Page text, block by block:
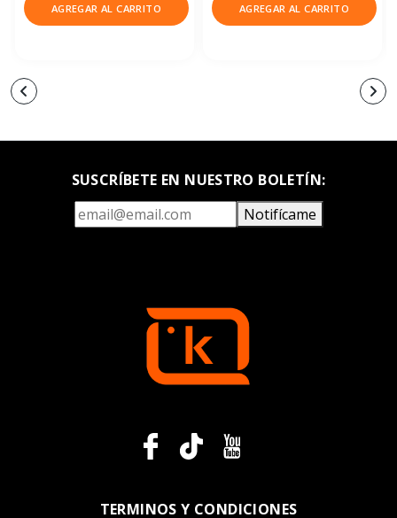
AGREGAR AL CARRITO AGREGAR AL CARRITO
SUSCRÍBETE EN NUESTRO BOLETÍN:
Notifícame
TERMINOS Y CONDICIONES